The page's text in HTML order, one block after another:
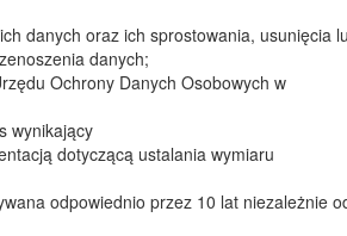
danych oraz ich sprostowania, usunięcia
danych;
Ochrony Danych Osobowych w
wynikający
dotyczącą ustalania wymiaru
odpowiednio przez 10 lat niezależnie